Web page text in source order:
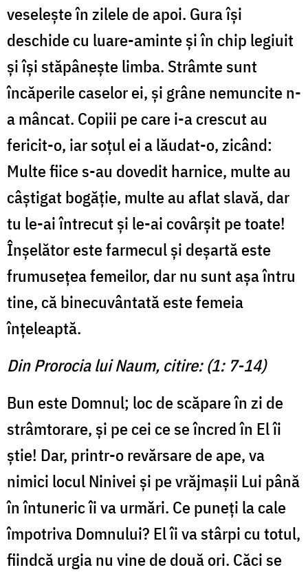
veselește în zilele de apoi. Gura își
deschide cu luare-aminte și în chip legiuit
și își stăpânește limba. Strâmte sunt
încăperile caselor ei, și grâne nemuncite n-
a mâncat. Copiii pe care i-a crescut au
fericit-o, iar soțul ei a lăudat-o, zicând:
Multe fiice s-au dovedit harnice, multe au
câștigat bogăție, multe au aflat slavă, dar
tu le-ai întrecut și le-ai covârșit pe toate!
Înșelător este farmecul și deșartă este
frumusețea femeilor, dar nu sunt așa întru
tine, că binecuvântată este femeia
înțeleaptă.
Din Prorocia lui Naum, citire: (1: 7-14)
Bun este Domnul; loc de scăpare în zi de
strâmtorare, și pe cei ce se încred în El îi
știe! Dar, printr-o revărsare de ape, va
nimici locul Ninivei și pe vrăjmașii Lui până
în întuneric îi va urmări. Ce puneți la cale
împotriva Domnului? El îi va stârpi cu totul,
fiindcă urgia nu vine de două ori. Căci se